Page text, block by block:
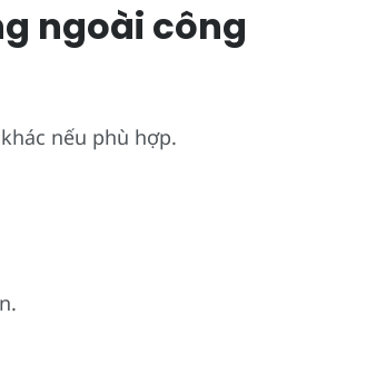
ngoài công
nếu phù hợp.